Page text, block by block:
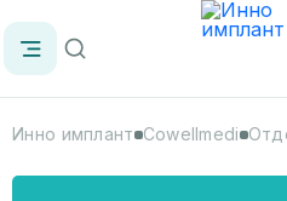
Инно имплант Cowellmedi